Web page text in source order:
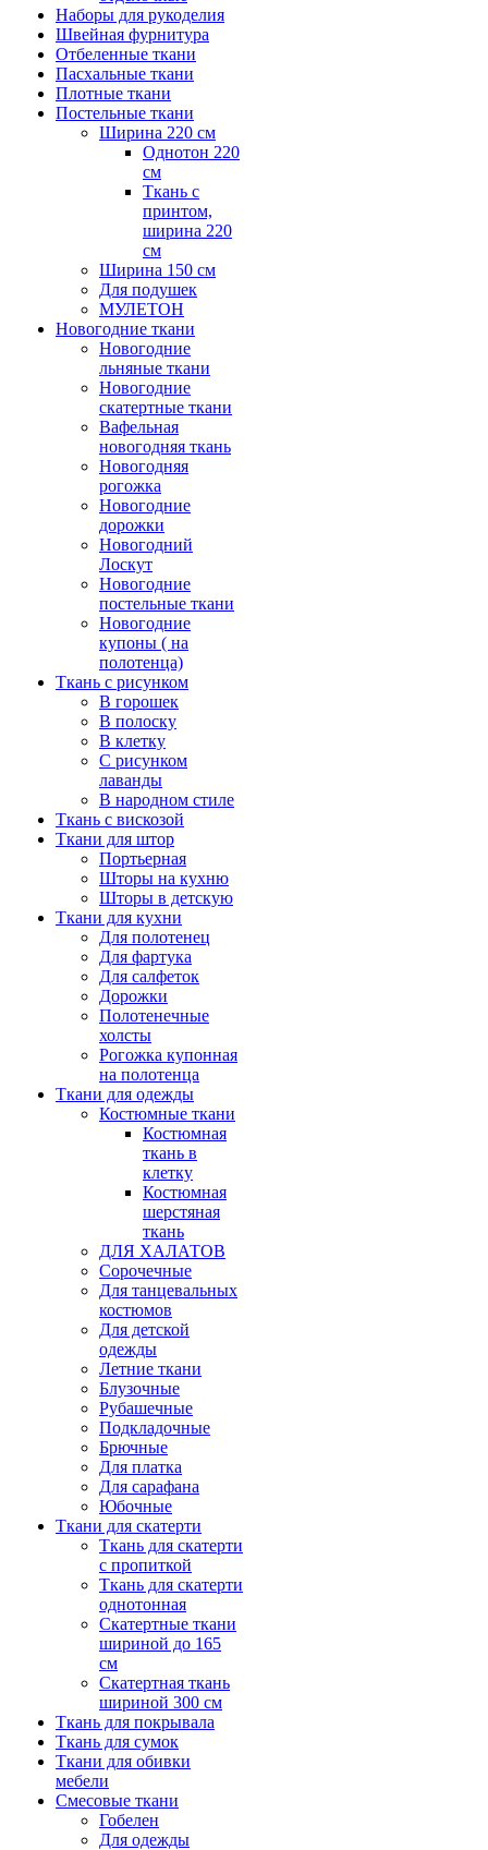
Наборы для рукоделия
Швейная фурнитура
Отбеленные ткани
Пасхальные ткани
Плотные ткани
Постельные ткани
Ширина 220 см
Однотон 220
см
Ткань с
принтом,
ширина 220
см
Ширина 150 см
Для подушек
МУЛЕТОН
Новогодние ткани
Новогодние
льняные ткани
Новогодние
скатертные ткани
Вафельная
новогодняя ткань
Новогодняя
рогожка
Новогодние
дорожки
Новогодний
Лоскут
Новогодние
постельные ткани
Новогодние
купоны ( на
полотенца)
Ткань с рисунком
В горошек
В полоску
В клетку
С рисунком
лаванды
В народном стиле
Ткань с вискозой
Ткани для штор
Портьерная
Шторы на кухню
Шторы в детскую
Ткани для кухни
Для полотенец
Для фартука
Для салфеток
Дорожки
Полотенечные
холсты
Рогожка купонная
на полотенца
Ткани для одежды
Костюмные ткани
Костюмная
ткань в
клетку
Костюмная
шерстяная
ткань
ДЛЯ ХАЛАТОВ
Сорочечные
Для танцевальных
костюмов
Для детской
одежды
Летние ткани
Блузочные
Рубашечные
Подкладочные
Брючные
Для платка
Для сарафана
Юбочные
Ткани для скатерти
Ткань для скатерти
с пропиткой
Ткань для скатерти
однотонная
Скатертные ткани
шириной до 165
см
Скатертная ткань
шириной 300 см
Ткань для покрывала
Ткань для сумок
Ткани для обивки
мебели
Смесовые ткани
Гобелен
Для одежды